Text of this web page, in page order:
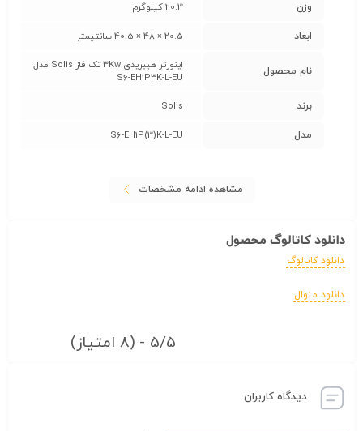
وزن 20.3 کیلوگرم
ابعاد 20.5 × 48 × 40.5 سانتیمتر
نام محصول
اینورتر هیبریدی 3Kw تک فاز Solis مدل
S6-EH1P3K-L-EU
برند Solis
مدل S6-EH1P(3)K-L-EU
مشاهده ادامه مشخصات
دانلود کاتالوگ محصول
دانلود کاتالوگ
دانلود منوال
5/5 - (8 امتیاز)
دیدگاه کاربران